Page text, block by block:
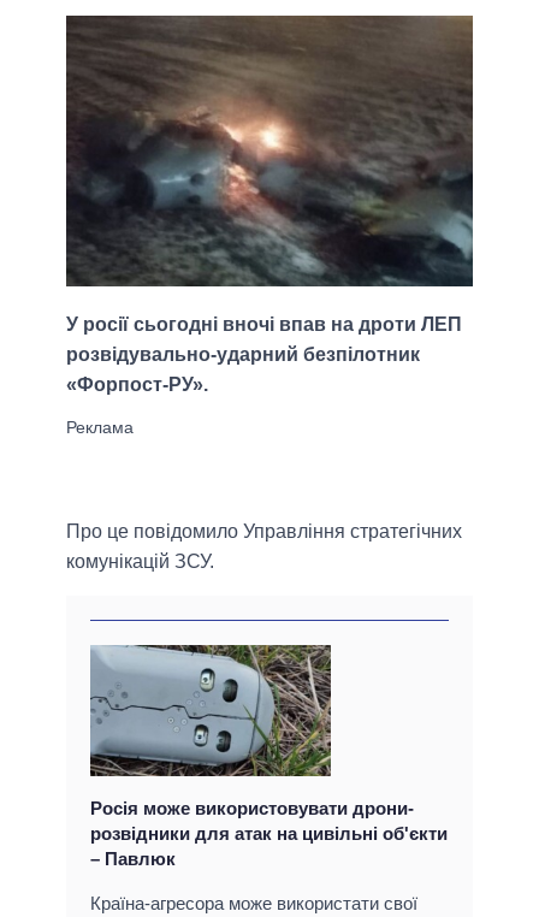
У росії сьогодні вночі впав на дроти ЛЕП
розвідувально-ударний безпілотник
«Форпост-РУ».
Про це повідомило Управління стратегічних
комунікацій ЗСУ.
Росія може використовувати дрони-
розвідники для атак на цивільні об'єкти
– Павлюк
Країна-агресора може використати свої